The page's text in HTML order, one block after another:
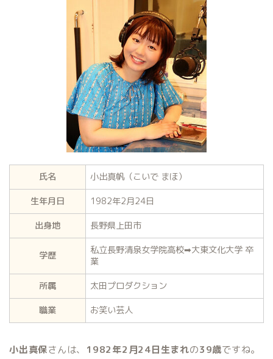
氏名
小出真帆（こいで まほ）
生年月日
1982年2月24日
出身地
長野県上田市
学歴
私立長野清泉女学院高校➡︎大東文化大学 卒
業
所属
太田プロダクション
職業
お笑い芸人
小出真保さんは、 1982年2月24日生まれの39歳ですね。